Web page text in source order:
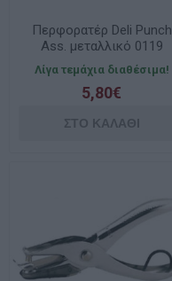
Περφορατέρ Deli Punch
Ass. μεταλλικό 0119
Λίγα τεμάχια διαθέσιμα!
5,80€